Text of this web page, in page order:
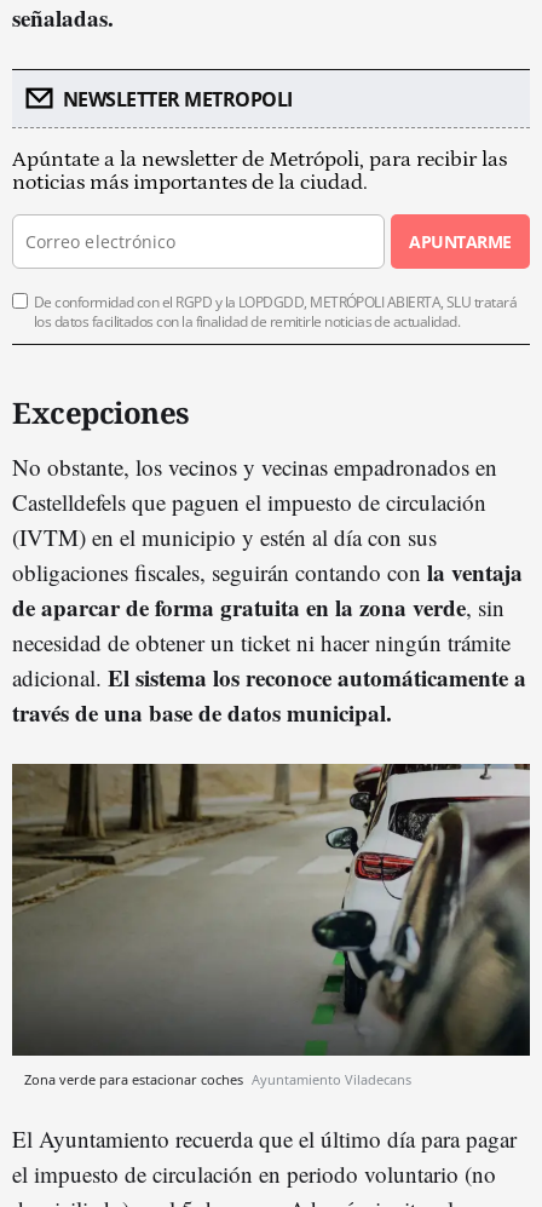
señaladas.
NEWSLETTER METROPOLI
Apúntate a la newsletter de Metrópoli, para recibir las
noticias más importantes de la ciudad.
APUNTARME
De conformidad con el RGPD y la LOPDGDD, METRÓPOLI ABIERTA, SLU tratará
los datos facilitados con la finalidad de remitirle noticias de actualidad.
Excepciones
No obstante, los vecinos y vecinas empadronados en
Castelldefels que paguen el impuesto de circulación
(IVTM) en el municipio y estén al día con sus
obligaciones fiscales, seguirán contando con la ventaja
de aparcar de forma gratuita en la zona verde, sin
necesidad de obtener un ticket ni hacer ningún trámite
adicional. El sistema los reconoce automáticamente a
través de una base de datos municipal.
Zona verde para estacionar coches Ayuntamiento Viladecans
El Ayuntamiento recuerda que el último día para pagar
el impuesto de circulación en periodo voluntario (no